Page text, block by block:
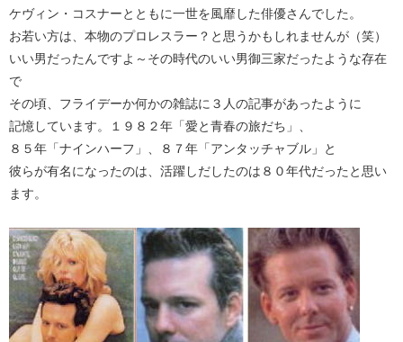
ケヴィン・コスナーとともに一世を風靡した俳優さんでした。
お若い方は、本物のプロレスラー？と思うかもしれませんが（笑）
いい男だったんですよ～その時代のいい男御三家だったような存在
で
その頃、フライデーか何かの雑誌に３人の記事があったように
記憶しています。１９８２年「愛と青春の旅だち」、
８５年「ナインハーフ」、８７年「アンタッチャブル」と
彼らが有名になったのは、活躍しだしたのは８０年代だったと思い
ます。